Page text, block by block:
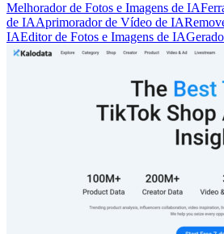
Melhorador de Fotos e Imagens de IA
de IAAprimorador de Vídeo de IA
IAEditor de Fotos e Imagens de IA